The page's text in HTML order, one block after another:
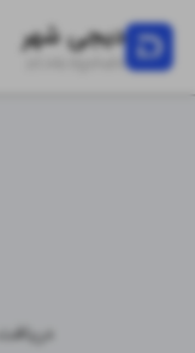
دیجی شهر
dgshahr